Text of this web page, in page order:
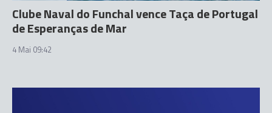
Clube Naval do Funchal vence Taça de Portugal
de Esperanças de Mar
4 Mai 09:42